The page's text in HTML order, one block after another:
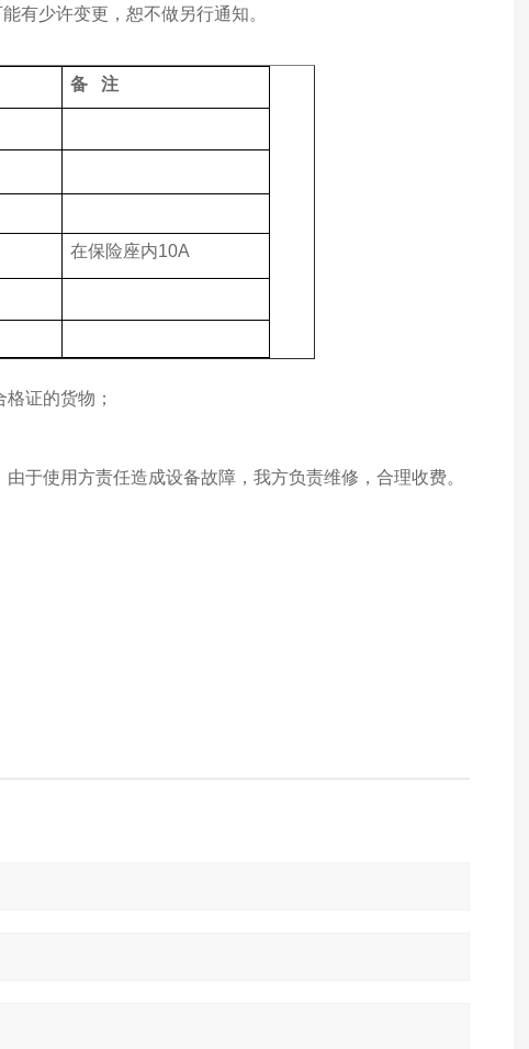
有少许变更，恕不做另行通知。
备 注
在保险座内10A
证的货物；
于使用方责任造成设备故障，我方负责维修，合理收费。